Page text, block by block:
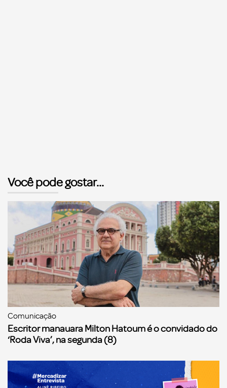
Você pode gostar...
Comunicação
Escritor manauara Milton Hatoum é o convidado do
‘Roda Viva’, na segunda (8)